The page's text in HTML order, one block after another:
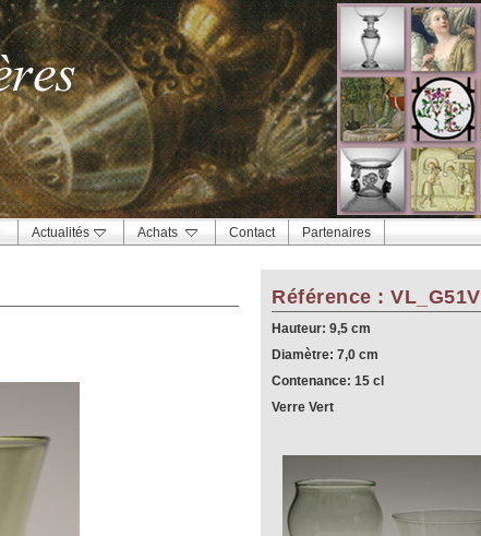
Actualités Achats Contact Partenaires
Référence : VL_G51V
Hauteur: 9,5 cm
Diamètre: 7,0 cm
Contenance: 15 cl
Verre Vert